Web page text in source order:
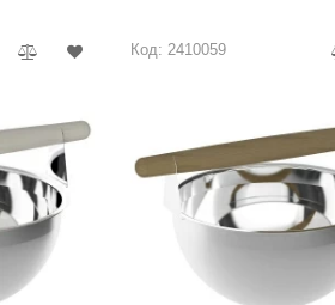
Код: 2410059